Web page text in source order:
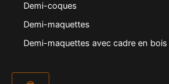
Demi-coques
Demi-maquettes
Demi-maquettes avec cadre en bois